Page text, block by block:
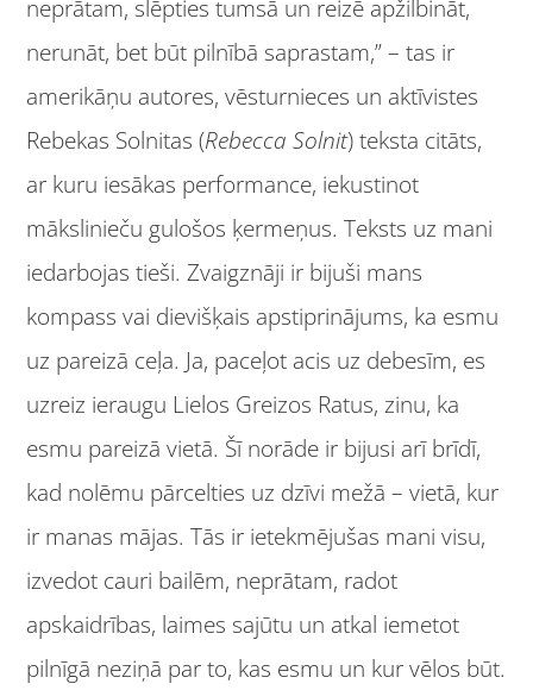
neprātam, slēpties tumsā un reizē apžilbināt,
nerunāt, bet būt pilnībā saprastam,” – tas ir
amerikāņu autores, vēsturnieces un aktīvistes
Rebekas Solnitas (Rebecca Solnit) teksta citāts,
ar kuru iesākas performance, iekustinot
mākslinieču gulošos ķermeņus. Teksts uz mani
iedarbojas tieši. Zvaigznāji ir bijuši mans
kompass vai dievišķais apstiprinājums, ka esmu
uz pareizā ceļa. Ja, paceļot acis uz debesīm, es
uzreiz ieraugu Lielos Greizos Ratus, zinu, ka
esmu pareizā vietā. Šī norāde ir bijusi arī brīdī,
kad nolēmu pārcelties uz dzīvi mežā – vietā, kur
ir manas mājas. Tās ir ietekmējušas mani visu,
izvedot cauri bailēm, neprātam, radot
apskaidrības, laimes sajūtu un atkal iemetot
pilnīgā neziņā par to, kas esmu un kur vēlos būt.